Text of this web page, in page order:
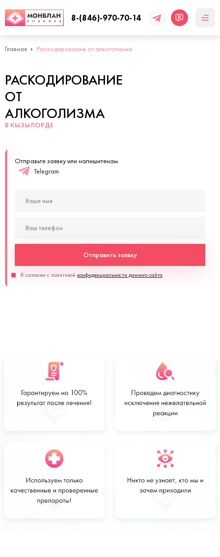
8-(846)-970-70-14
Главная Раскодирование от алкоголизма
РАСКОДИРОВАНИЕ
ОТ
АЛКОГОЛИЗМА
В КЫЗЫЛОРДЕ
Отправьте заявку или напишитенам
Telegram
Отправить заявку
Я согласен с политикой конфиденциальности данного сайта
Стоимость
от 2000 руб
Заказать